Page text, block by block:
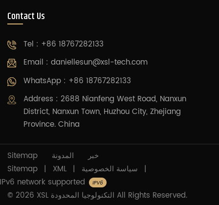
Contact Us
Tel : +86 18767282133
Email : daniellesun@xsl-tech.com
WhatsApp : +86 18767282133
Address : 2688 Nianfeng West Road, Nanxun
District, Nanxun Town, Huzhou City, Zhejiang
Province. China
Sitemap المدونة
خبر
Sitemap | XML | سياسة الخصوصية |
IPv6 network supported
© 2026 XSL التكنولوجيا المحدودة All Rights Reserved.